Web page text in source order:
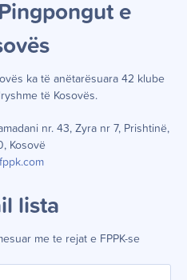
e
ës
ës ka të anëtarësuara 42 klube
të Kosovës.
nr. 43, Zyra nr 7, Prishtinë,
Kosovë
lista
me te rejat e FPPK-se